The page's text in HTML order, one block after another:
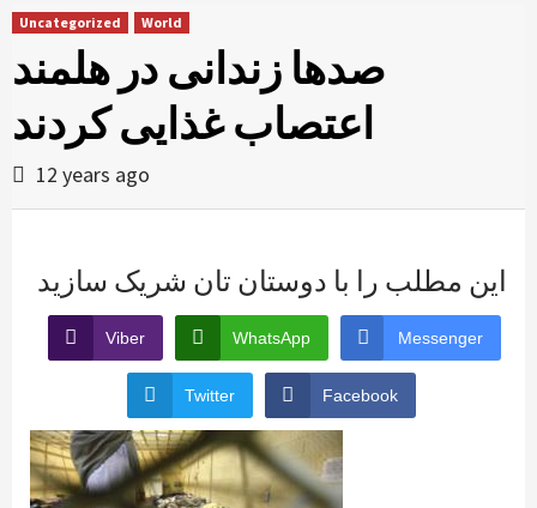
Uncategorized World
صدها زندانی در هلمند
اعتصاب غذایی کردند
12 years ago
این مطلب را با دوستان تان شریک سازید
Viber WhatsApp Messenger
Twitter Facebook